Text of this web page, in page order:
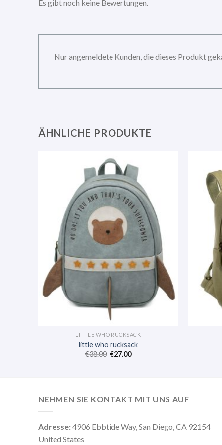
Es gibt noch keine Bewertungen.
Nur angemeldete Kunden, die dieses Produkt
ÄHNLICHE PRODUKTE
LITTLE WHO RUCKSACK
little who rucksack
€38.00 €27.00
NEHMEN SIE KONTAKT MIT UNS AUF
Adresse:4906 Ebbtide Way, San Diego, CA 92154
United States